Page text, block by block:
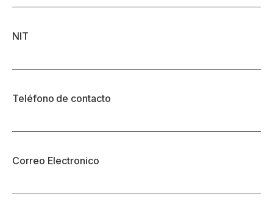
NIT
Teléfono de contacto
Correo Electronico